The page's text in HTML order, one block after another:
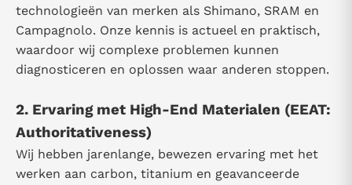
technologieën van merken als Shimano, SRAM en
Campagnolo. Onze kennis is actueel en praktisch,
waardoor wij complexe problemen kunnen
diagnosticeren en oplossen waar anderen stoppen.
2. Ervaring met High-End Materialen (EEAT:
Authoritativeness)
Wij hebben jarenlange, bewezen ervaring met het
werken aan carbon, titanium en geavanceerde